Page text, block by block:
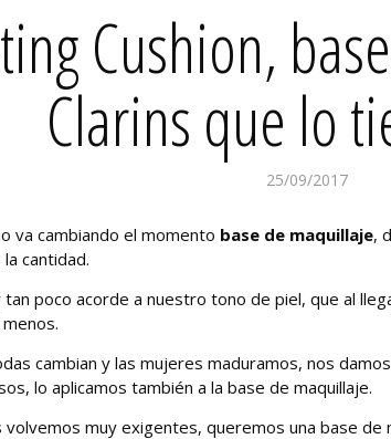
Cushion,
Clarins que lo
25/09/2017
va cambiando el momento base de maquillaje,
cantidad.
poco acorde a nuestro tono de piel, que al
cambian y las mujeres maduramos, nos
lo aplicamos también a la base de maquillaje.
volvemos muy exigentes, queremos una base de